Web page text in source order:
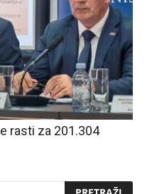
rasti za 201.304